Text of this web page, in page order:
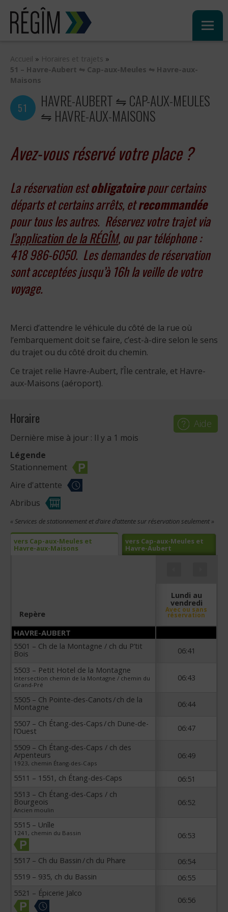
Sauter
contenu
Accueil » Horaires et trajets »
51 – Havre-Aubert ⇋ Cap-aux-Meules ⇋ Havre-aux-
Maisons
51 HAVRE-AUBERT ⇋ CAP-AUX-MEULES
⇋ HAVRE-AUX-MAISONS
Avez-vous réservé votre place ?
La réservation estobligatoirepour certains
départs et certains arrêts, etrecommandée
pour tous les autres. Réservez votre trajet via
l’application de la RÉGÎM, ou par téléphone :
418 986-6050. Les demandes de réservation
sont acceptées jusqu’à 16h la veille de votre
voyage.
Merci d’attendre le véhicule du côté de la rue où
l’embarquement doit se faire, c’est-à-dire selon le sens
du trajet ou du côté droit du chemin.
Ce trajet relie Havre-Aubert, l’Île centrale, et Havre-
aux-Maisons (aéroport).
Aide
Horaire
Dernière mise à jour : Il y a 1 mois
Légende
Stationnement
Aire d'attente
Abribus
« Services de stationnement et d’aire d’attente sur réservation seulement »
vers Cap-aux-Meules et
Havre-aux-Maisons
vers Cap-aux-Meules et
Havre-Aubert
Repère
Lundi au
vendredi
Avec ou sans
réservation
HAVRE-AUBERT
5501 – Ch de la Montagne / ch du P’tit
Bois
06:41
5503 – Petit Hotel de la Montagne
Intersection chemin de la Montagne / chemin du
Grand-Pré
06:43
5505 – Ch Pointe-des-Canots / ch de la
Montagne
06:44
5507 – Ch Étang-des-Caps / ch Dune-de-
l’Ouest
06:47
5509 – Ch Étang-des-Caps / ch des
Arpenteurs
1923, chemin Étang-des-Caps
06:49
5511 – 1551, ch Étang-des-Caps
06:51
5513 – Ch Étang-des-Caps / ch
Bourgeois
Ancien moulin
06:52
5515 – Unîle
1241, chemin du Bassin 06:53
5517 – Ch du Bassin / ch du Phare
06:54
5519 – 935, ch du Bassin
06:55
5521 – Épicerie Jalco
06:56